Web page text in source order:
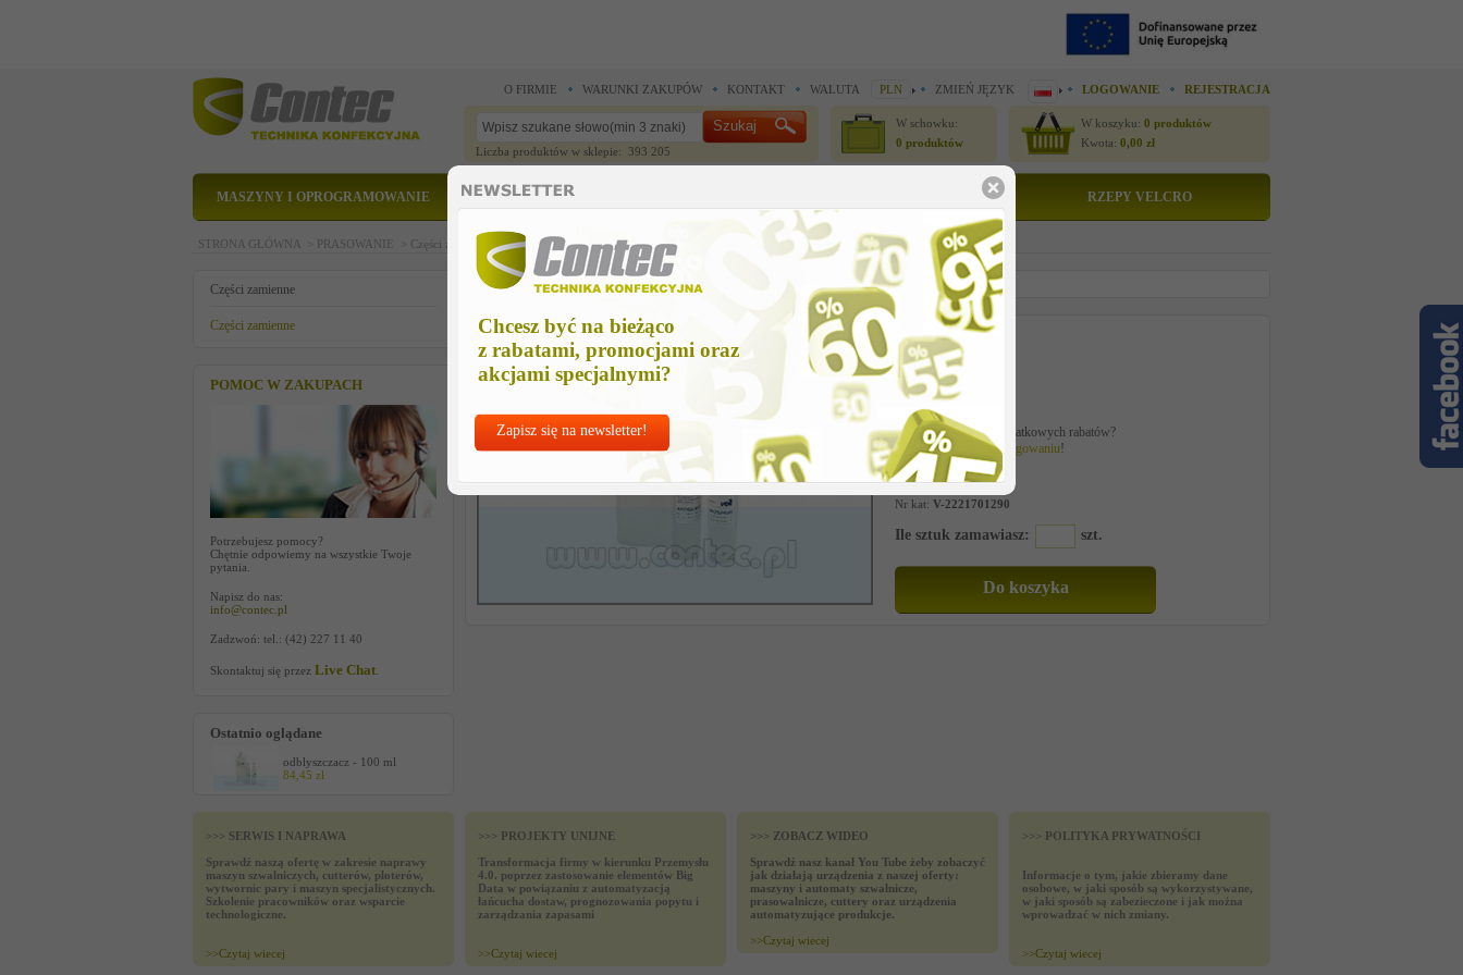
Chcesz być na bieżąco
z rabatami, promocjami oraz
akcjami specjalnymi?
Zapisz się na newsletter!
O FIRMIE WARUNKI ZAKUPÓW KONTAKT WALUTA PLN ZMIEŃ JĘZYK LOGOWANIE REJESTRACJA
Liczba produktów w sklepie: 393 205
W schowku:
0 produktów
W koszyku: 0 produktów
Kwota: 0,00 zł
MASZYNY I OPROGRAMOWANIE CZĘŚCI ZAMIENNE RZEPY VELCRO
STRONA GŁÓWNA > PRASOWANIE > Części zamienne >Części zamienne > odblyszczacz - 100 ml
Części zamienne
Części zamienne
POMOC W ZAKUPACH
Potrzebujesz pomocy?
Chętnie odpowiemy na wszystkie Twoje
pytania.
Napisz do nas:
info@contec.pl
Zadzwoń: tel.: (42) 227 11 40
Skontaktuj się przez Live Chat
Ostatnio oglądane
odblyszczacz - 100 ml
84,45 zł
odblyszczacz - 100 ml
Cena netto
84,45 zł
Chcesz korzystać z dodatkowych rabatów?
Najlepszeceny pozalogowaniu!
Nr kat: V-2221701290
Ile sztuk zamawiasz: szt.
>>> SERWIS I NAPRAWA
Sprawdź naszą ofertę w zakresie naprawy
maszyn szwalniczych, cutterów, ploterów,
wytwornic pary i maszyn specjalistycznych.
Szkolenie pracowników oraz wsparcie
technologiczne.
>>Czytaj wiecej
>>> PROJEKTY UNIJNE
Transformacja firmy w kierunku Przemysłu
4.0. poprzez zastosowanie elementów Big
Data w powiązaniu z automatyzacją
łańcucha dostaw, prognozowania popytu i
zarządzania zapasami
>>Czytaj wiecej
>>> ZOBACZ WIDEO
Sprawdź nasz kanał You Tube żeby zobaczyć
jak działają urządzenia z naszej oferty:
maszyny i automaty szwalnicze,
prasowalnicze, cuttery oraz urządzenia
automatyzujące produkcje.
>>Czytaj wiecej
>>> POLITYKA PRYWATNOŚCI
Informacje o tym, jakie zbieramy dane
osobowe, w jaki sposób są wykorzystywane,
w jaki sposób są zabezieczone i jak można
wprowadzać w nich zmiany.
>>Czytaj wiecej